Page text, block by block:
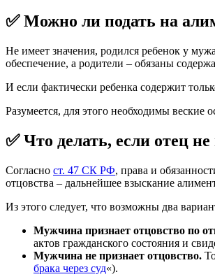
✅ Можно ли подать на
Не имеет значения, родился ребенок у
обеспечение, а родители – обязаны
И если фактически ребенка содержит
Разумеется, для этого необходимы
✅ Что делать, если отец
Согласно ст. 47 СК РФ, права и
отцовства – дальнейшее взыскание
Из этого следует, что возможны два
Мужчина признает отцовство по
актов гражданского состояния и
Мужчина не признает отцовство.
брака через суд«).